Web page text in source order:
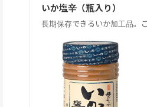
いか塩辛（瓶入り）
長期保存できるいか加工品。